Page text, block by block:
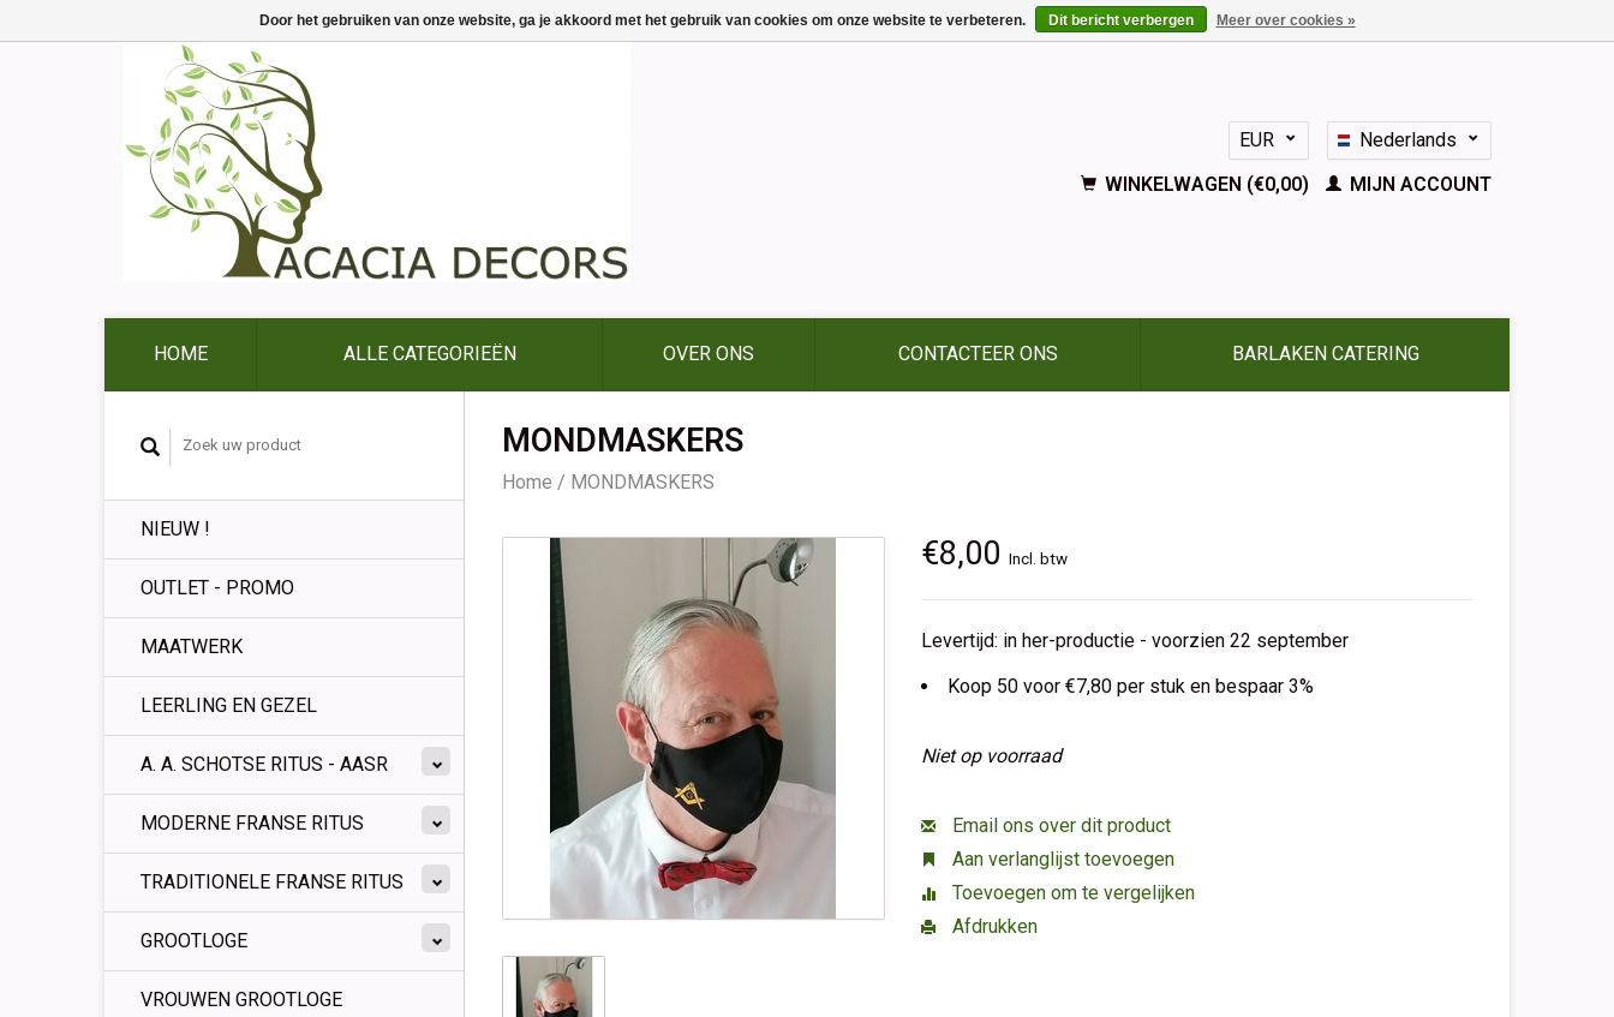
EUR
GBP
Nederlands
Deutsch
English
WINKELWAGEN (€0,00) MIJN ACCOUNT
HOME ALLE CATEGORIEËN OVER ONS CONTACTEER ONS BARLAKEN CATERING
NIEUW !
OUTLET - PROMO
MAATWERK
LEERLING EN GEZEL
A. A. SCHOTSE RITUS - AASR
MODERNE FRANSE RITUS
TRADITIONELE FRANSE RITUS
GROOTLOGE
VROUWEN GROOTLOGE
MONDMASKERS
Home / MONDMASKERS
€8,00Incl. btw
Levertijd: in her-productie - voorzien 22 september
Koop 50 voor €7,80 per stuk en bespaar 3%
Niet op voorraad
Email ons over dit product
Aan verlanglijst toevoegen
Toevoegen om te vergelijken
Afdrukken
Door het gebruiken van onze website, ga je akkoord met het gebruik van cookies om onze website te verbeteren. Dit bericht verbergen Meer over cookies »